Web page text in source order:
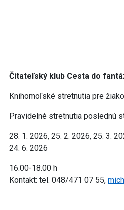
Čitateľský klub Cesta do
Knihomoľské stretnutia pre
Pravidelné stretnutia poslednú
28. 1. 2026, 25. 2. 2026, 25. 3.
24. 6. 2026
16.00-18.00 h
Kontakt: tel. 048/471 07 55,